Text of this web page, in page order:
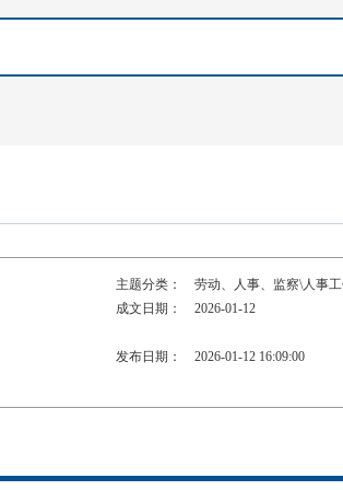
主题分类：
劳动、人事、监察\人事
成文日期：
2026-01-12
发布日期：
2026-01-12 16:09:00